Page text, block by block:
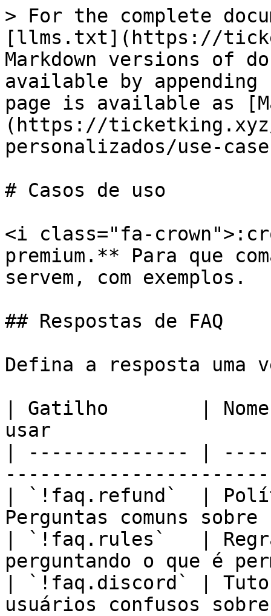
> For the complete
[llms.txt](https://
Markdown versions of
available by
page is available as
(https://ticketking.xyz/
personalizados/use-
# Casos de uso
<i class="fa-
premium.** Para que
servem, com exemplos.
## Respostas de FAQ
Defina a resposta
| Gatilho        |
usar
| -------------- |
| `!faq.refund`  |
Perguntas comuns
| `!faq.rules`   |
perguntando o que
| `!faq.discord` |
usuários confusos